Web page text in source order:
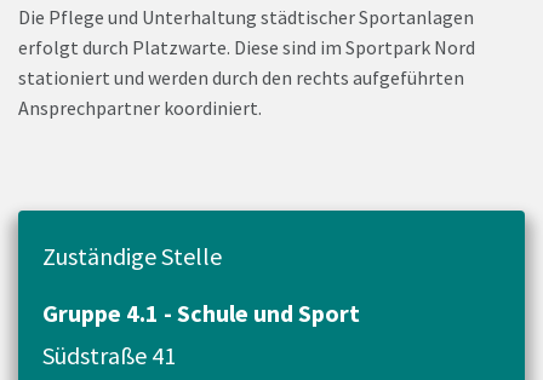
Die Pflege und Unterhaltung städtischer Sportanlagen
erfolgt durch Platzwarte. Diese sind im Sportpark Nord
stationiert und werden durch den rechts aufgeführten
Ansprechpartner koordiniert.
Zuständige Stelle
Gruppe 4.1 - Schule und Sport
Südstraße 41